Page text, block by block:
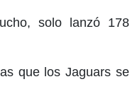
solo lanzó 178
que los Jaguars se